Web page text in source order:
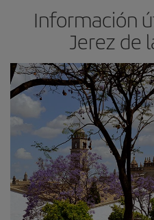
Información
Jerez de